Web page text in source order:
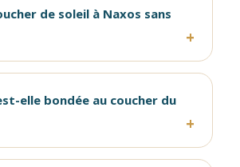
de soleil à Naxos sans
elle bondée au coucher du